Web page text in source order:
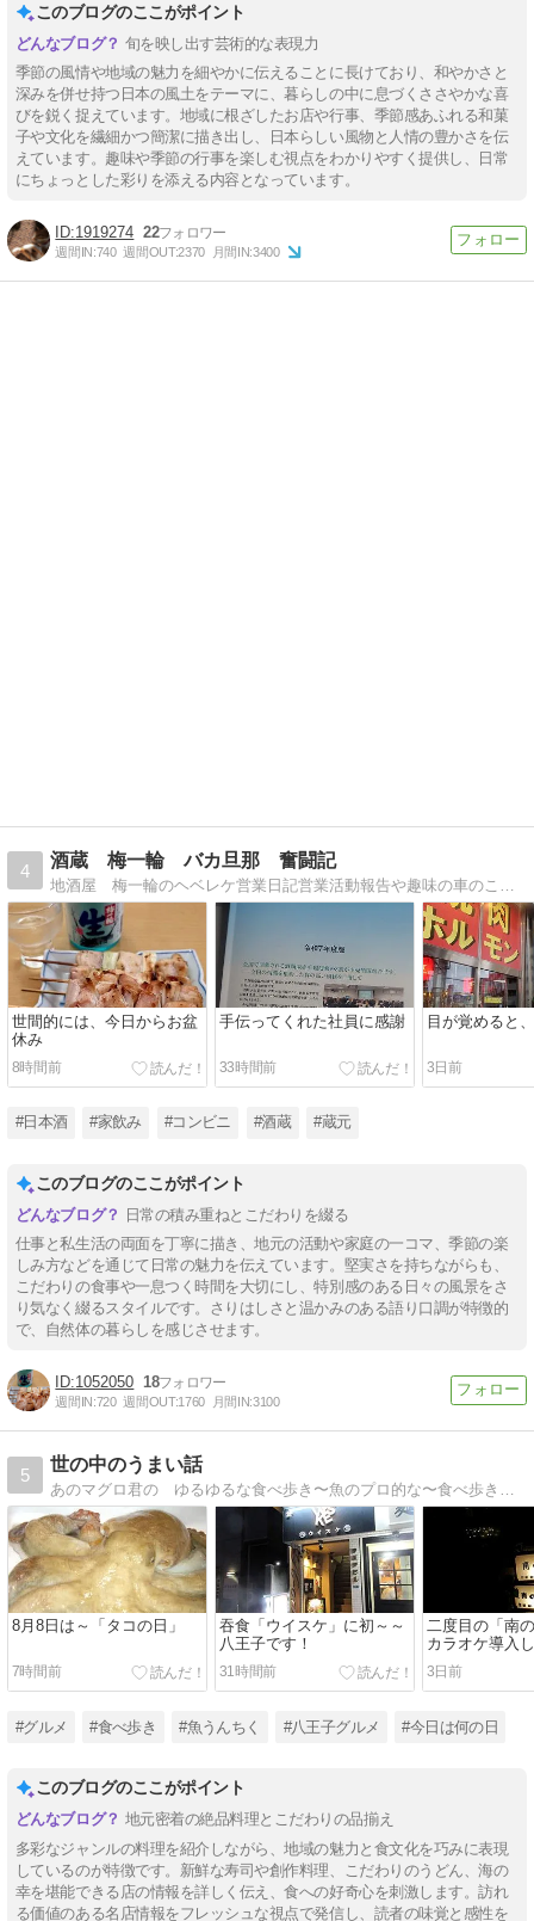
このブログのここがポイント
旬を映し出す芸術的な表現力
季節の風情や地域の魅力を細やかに伝えることに長けており、和やかさと
深みを併せ持つ日本の風土をテーマに、暮らしの中に息づくささやかな喜
びを鋭く捉えています。地域に根ざしたお店や行事、季節感あふれる和菓
子や文化を繊細かつ簡潔に描き出し、日本らしい風物と人情の豊かさを伝
えています。趣味や季節の行事を楽しむ視点をわかりやすく提供し、日常
にちょっとした彩りを添える内容となっています。
1919274 22
週間IN:740 週間OUT:2370 月間IN:3400
4
酒蔵 梅一輪 バカ旦那 奮闘記
世間的には、今日からお盆
休み
8時間前
手伝ってくれた社員に感謝
33時間前
目が覚めると
3日前
#日本酒 #家飲み #コンビニ #酒蔵 #蔵元
このブログのここがポイント
日常の積み重ねとこだわりを綴る
仕事と私生活の両面を丁寧に描き、地元の活動や家庭の一コマ、季節の楽
しみ方などを通じて日常の魅力を伝えています。堅実さを持ちながらも、
こだわりの食事や一息つく時間を大切にし、特別感のある日々の風景をさ
り気なく綴るスタイルです。さりはしさと温かみのある語り口調が特徴的
で、自然体の暮らしを感じさせます。
1052050 18
週間IN:720 週間OUT:1760 月間IN:3100
5
世の中のうまい話
あのマグロ君の ゆるゆるな食べ歩き〜魚のプロ的な〜食べ歩きは八王子やや多し！都心も地方も行き倒し！食い散らかし〜〜お魚勉強もしてみぃひん？
8月8日は～「タコの日」
7時間前
吞食「ウイスケ」に初～～
八王子です！
31時間前
二度目の「南
カラオケ導入
3日前
#グルメ #食べ歩き #魚うんちく #八王子グルメ #今日は何の日
このブログのここがポイント
地元密着の絶品料理とこだわりの品揃え
多彩なジャンルの料理を紹介しながら、地域の魅力と食文化を巧みに表現
しているのが特徴です。新鮮な寿司や創作料理、こだわりのうどん、海の
幸を堪能できる店の情報を詳しく伝え、食への好奇心を刺激します。訪れ
る価値のある名店情報をフレッシュな視点で発信し、読者の味覚と感性を